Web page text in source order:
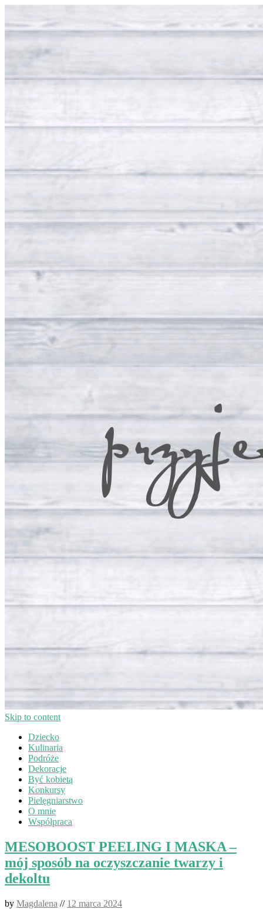
Skip to content
Dziecko
Kulinaria
Podróże
Dekoracje
Być kobietą
Konkursy
Pielęgniarstwo
O mnie
Współpraca
MESOBOOST PEELING I MASKA –
mój sposób na oczyszczanie twarzy i
dekoltu
by Magdalena // 12 marca 2024